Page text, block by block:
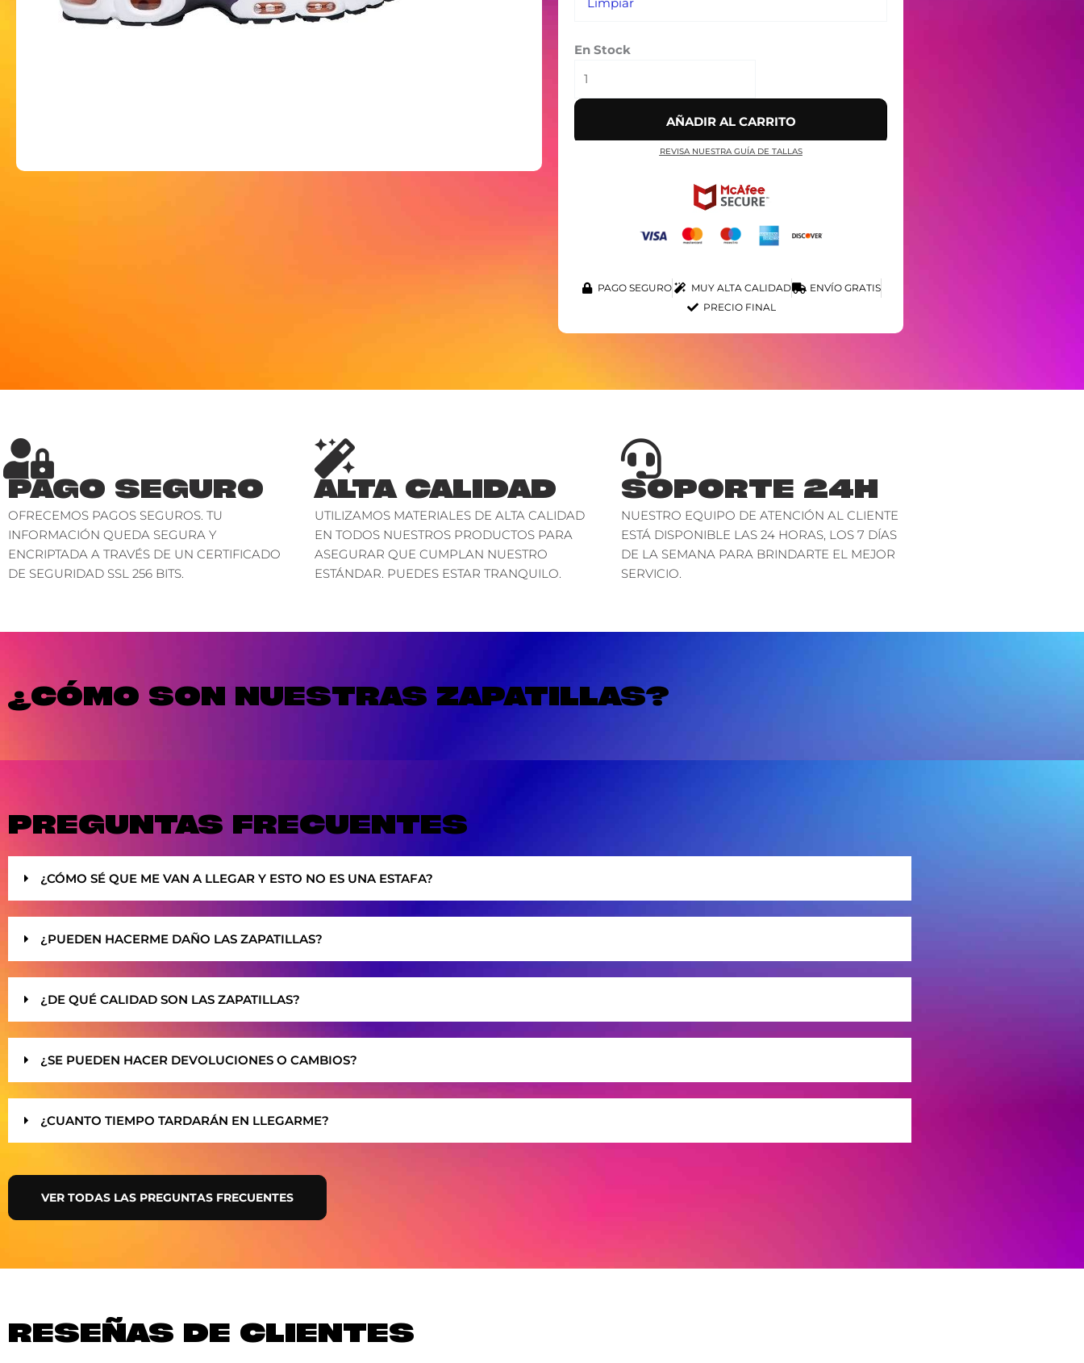
En Stock
AÑADIR AL CARRITO
REVISA NUESTRA GUÍA DE TALLAS
PAGO SEGURO MUY ALTA CALIDAD
ENVÍO GRATIS
PRECIO FINAL
PAGO SEGURO
OFRECEMOS PAGOS SEGUROS. TU
INFORMACIÓN QUEDA SEGURA Y
ENCRIPTADA A TRAVÉS DE UN CERTIFICADO
DE SEGURIDAD SSL 256 BITS.
ALTA CALIDAD
UTILIZAMOS MATERIALES DE ALTA CALIDAD
EN TODOS NUESTROS PRODUCTOS PARA
ASEGURAR QUE CUMPLAN NUESTRO
ESTÁNDAR. PUEDES ESTAR TRANQUILO.
SOPORTE 24H
NUESTRO EQUIPO DE ATENCIÓN AL CLIENTE
ESTÁ DISPONIBLE LAS 24 HORAS, LOS 7 DÍAS
DE LA SEMANA PARA BRINDARTE EL MEJOR
SERVICIO.
¿CÓMO SON NUESTRAS ZAPATILLAS?
PREGUNTAS FRECUENTES
¿CÓMO SÉ QUE ME VAN A LLEGAR Y ESTO NO ES UNA ESTAFA?
¿PUEDEN HACERME DAÑO LAS ZAPATILLAS?
¿DE QUÉ CALIDAD SON LAS ZAPATILLAS?
¿SE PUEDEN HACER DEVOLUCIONES O CAMBIOS?
¿CUANTO TIEMPO TARDARÁN EN LLEGARME?
VER TODAS LAS PREGUNTAS FRECUENTES
RESEÑAS DE CLIENTES